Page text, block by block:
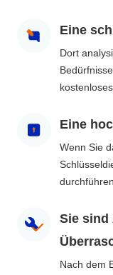
Eine
Dort
Eine
Wenn Sie
Sie sind
Nach dem